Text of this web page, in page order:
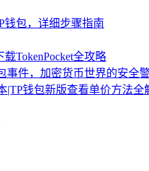
钱包，详细步骤指南
TokenPocket全攻略
事件，加密货币世界的安全
|TP钱包新版查看单价方法全